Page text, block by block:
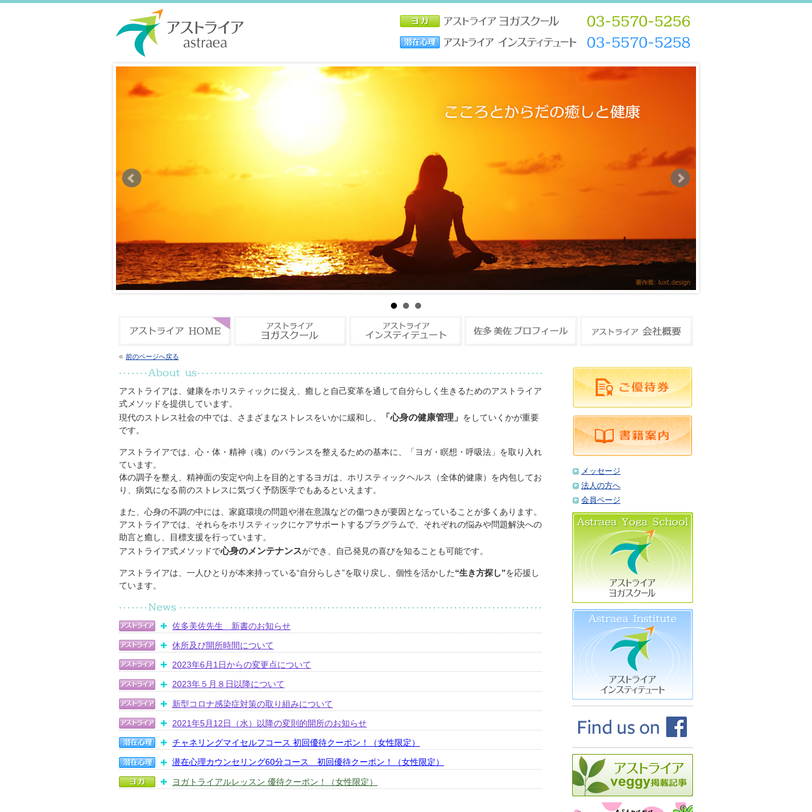
前のページへ戻る
アストライアは、健康をホリスティックに捉え、癒しと自己変革を通して自分らしく生きるためのアストライア
式メソッドを提供しています。
現代のストレス社会の中では、さまざまなストレスをいかに緩和し、
「心身の健康管理」 をしていくかが重要
です。
アストライアでは、心・体・精神（魂）のバランスを整えるための基本に、「ヨガ・瞑想・呼吸法」を取り入れ
ています。
体の調子を整え、精神面の安定や向上を目的とするヨガは、ホリスティックヘルス（全体的健康）を内包してお
り、病気になる前のストレスに気づく予防医学でもあるといえます。
また、心身の不調の中には、家庭環境の問題や潜在意識などの傷つきが要因となっていることが多くあります。
アストライアでは、それらをホリスティックにケアサポートするプラグラムで、それぞれの悩みや問題解決への
助言と癒し、目標支援を行っています。
アストライア式メソッドで心身のメンテナンスができ、自己発見の喜びを知ることも可能です。
アストライアは、一人ひとりが本来持っている“自分らしさ”を取り戻し、個性を活かした“生き方探し”を応援し
ています。
佐多美佐先生 新書のお知らせ
休所及び開所時間について
2023年6月1日からの変更点について
2023年５月８日以降について
新型コロナ感染症対策の取り組みについて
2021年5月12日（水）以降の変則的開所のお知らせ
チャネリングマイセルフコース 初回優待クーポン！（女性限定）
潜在心理カウンセリング60分コース 初回優待クーポン！（女性限定）
ヨガトライアルレッスン 優待クーポン！（女性限定）
メッセージ
法人の方へ
会員ページ